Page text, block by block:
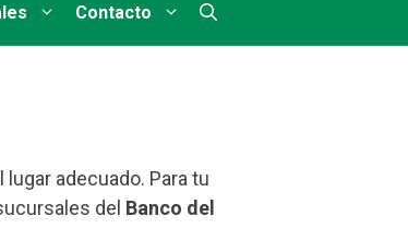
Contacto
adecuado. Para tu
del Banco del